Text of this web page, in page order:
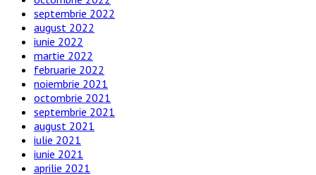
septembrie 2022
august 2022
iunie 2022
martie 2022
februarie 2022
noiembrie 2021
octombrie 2021
septembrie 2021
august 2021
iulie 2021
iunie 2021
aprilie 2021